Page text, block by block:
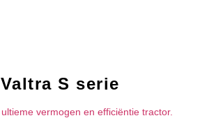
Valtra S serie
ultieme vermogen en efficiëntie tractor.